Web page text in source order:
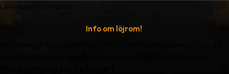
Leveransinformation
Info om löjrom!